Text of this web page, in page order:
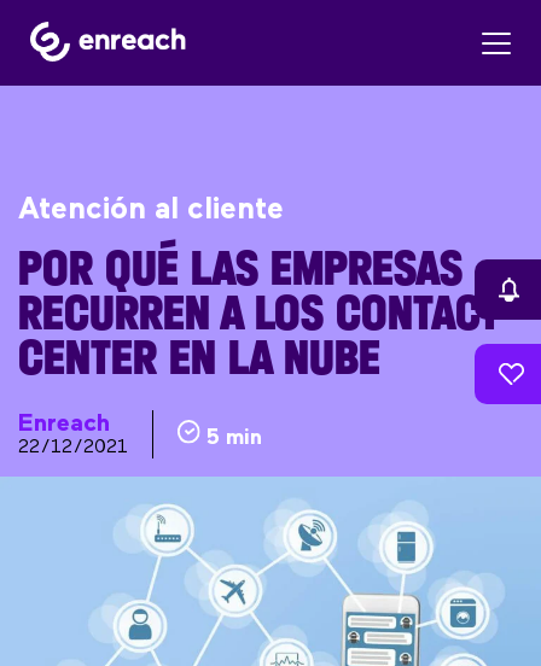
Atención al cliente
POR QUÉ LAS EMPRESAS
RECURREN A LOS CONTACT
CENTER EN LA NUBE
Enreach
22/12/2021 5 min